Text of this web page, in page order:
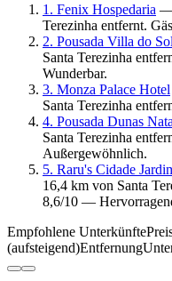
1. Fenix Hospedaria —
Terezinha entfernt.
2. Pousada Villa do Sol
Santa Terezinha
Wunderbar.
3. Monza Palace Hotel
Santa Terezinha
4. Pousada Dunas
Santa Terezinha
Außergewöhnlich.
5. Raru's Cidade
16,4 km von Santa
8,6/10 —
Empfohlene Unterkünfte
(aufsteigend)Entfernung